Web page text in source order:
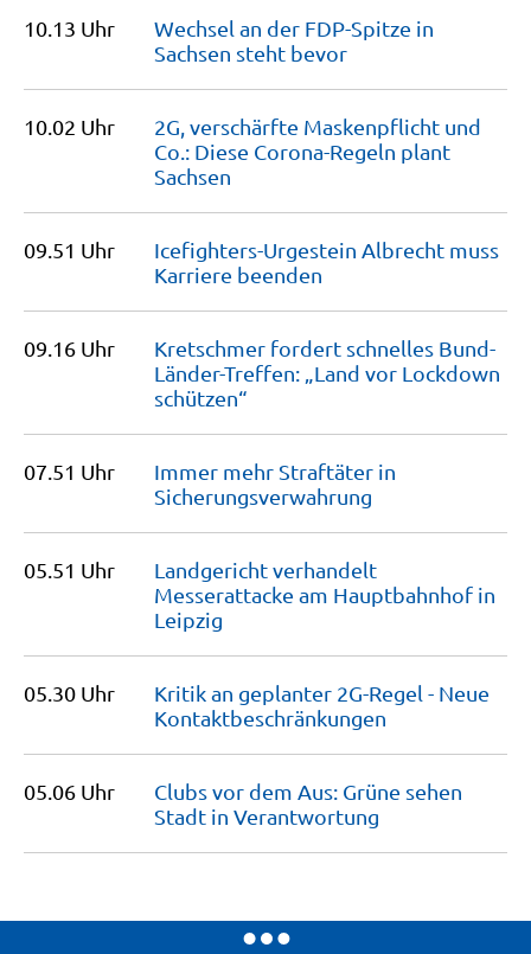
10.13 Uhr
Wechsel an der FDP-Spitze in
Sachsen steht bevor
10.02 Uhr
2G, verschärfte Maskenpflicht und
Co.: Diese Corona-Regeln plant
Sachsen
09.51 Uhr
Icefighters-Urgestein Albrecht muss
Karriere beenden
09.16 Uhr
Kretschmer fordert schnelles Bund-
Länder-Treffen: „Land vor Lockdown
schützen“
07.51 Uhr
Immer mehr Straftäter in
Sicherungsverwahrung
05.51 Uhr
Landgericht verhandelt
Messerattacke am Hauptbahnhof in
Leipzig
05.30 Uhr
Kritik an geplanter 2G-Regel - Neue
Kontaktbeschränkungen
05.06 Uhr
Clubs vor dem Aus: Grüne sehen
Stadt in Verantwortung